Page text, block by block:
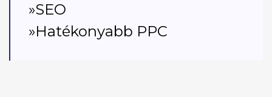
»SEO
»Hatékonyabb PPC